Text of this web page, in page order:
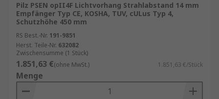
Pilz PSEN opII4F Lichtvorhang Strahlabstand 14 mm
Empfänger Typ CE, KOSHA, TUV, cULus Typ 4,
Schutzhöhe 450 mm
RS Best.-Nr. 191-9851
Herst. Teile-Nr. 632082
Zwischensumme (1 Stück)
1.851,63 €(ohne MwSt.) 1.851,63 €/Stück
Menge